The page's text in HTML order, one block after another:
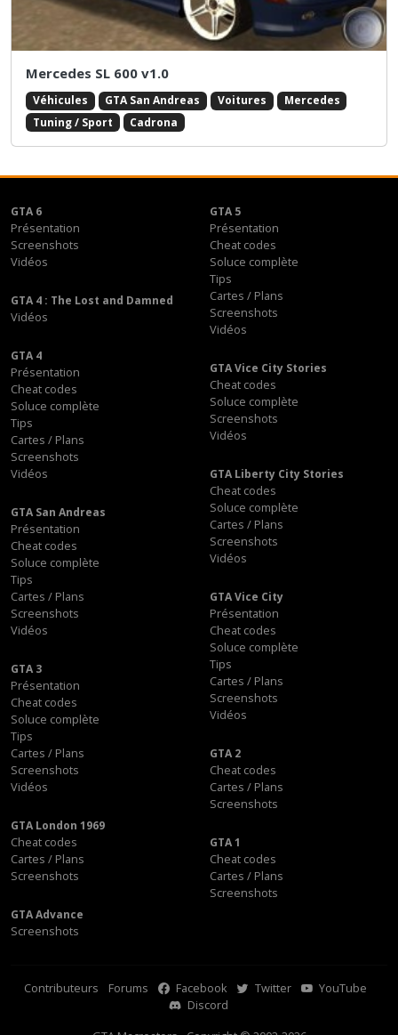
Mercedes SL 600 v1.0
Véhicules GTA San Andreas Voitures
Mercedes
Tuning / Sport
Cadrona
GTA 6
Présentation
Screenshots
Vidéos
GTA 5
Présentation
Cheat codes
Soluce complète
Tips
Cartes / Plans
Screenshots
Vidéos
GTA 4 : The Lost and Damned
Vidéos
GTA 4
Présentation
Cheat codes
Soluce complète
Tips
Cartes / Plans
Screenshots
Vidéos
GTA Vice City Stories
Cheat codes
Soluce complète
Screenshots
Vidéos
GTA Liberty City Stories
Cheat codes
Soluce complète
Cartes / Plans
Screenshots
Vidéos
GTA San Andreas
Présentation
Cheat codes
Soluce complète
Tips
Cartes / Plans
Screenshots
Vidéos
GTA Vice City
Présentation
Cheat codes
Soluce complète
Tips
Cartes / Plans
Screenshots
Vidéos
GTA 3
Présentation
Cheat codes
Soluce complète
Tips
Cartes / Plans
Screenshots
Vidéos
GTA 2
Cheat codes
Cartes / Plans
Screenshots
GTA London 1969
Cheat codes
Cartes / Plans
Screenshots
GTA 1
Cheat codes
Cartes / Plans
Screenshots
GTA Advance
Screenshots
Contributeurs Forums Facebook Twitter
YouTube
Discord